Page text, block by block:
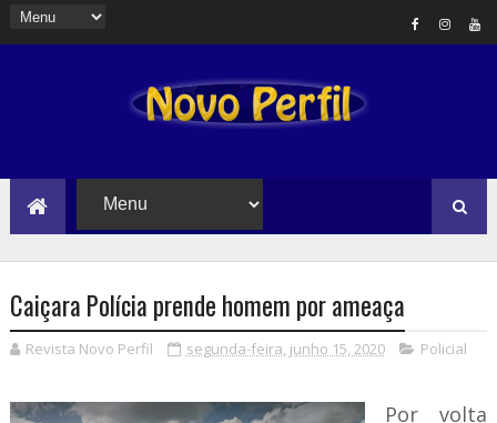
Caiçara Polícia prende homem por ameaça
Revista Novo Perfil segunda-feira, junho 15, 2020 Policial
Por volta